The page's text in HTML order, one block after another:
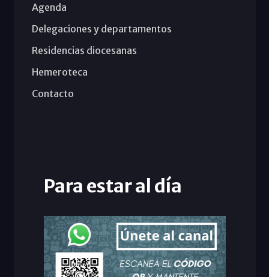
Agenda
Delegaciones y departamentos
Residencias diocesanas
Hemeroteca
Contacto
Para estar al día